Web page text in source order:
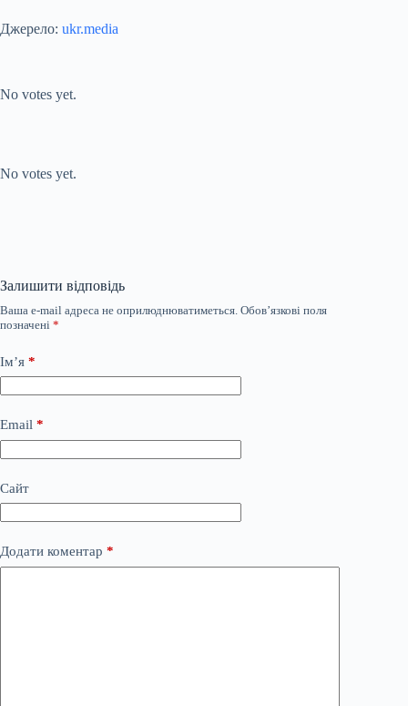
Джерело: ukr.media
No votes yet.
No votes yet.
Залишити відповідь
Ваша e-mail адреса не оприлюднюватиметься. Обов’язкові поля
позначені *
Ім’я *
Email *
Сайт
Додати коментар *